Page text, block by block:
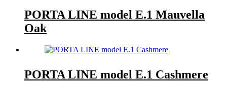
PORTA LINE model E.1 Mauvella
Oak
PORTA LINE model E.1 Cashmere